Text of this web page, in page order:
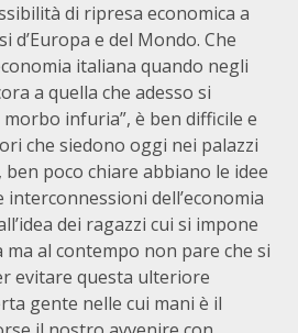
di ripresa economica a
d’Europa e del Mondo. Che
italiana quando negli
a quella che adesso si
morbo infuria”, è ben difficile e
che siedono oggi nei palazzi
poco chiare abbiano le idee
interconnessioni dell’economia
dei ragazzi cui si impone
al contempo non pare che si
evitare questa ulteriore
gente nelle cui mani è il